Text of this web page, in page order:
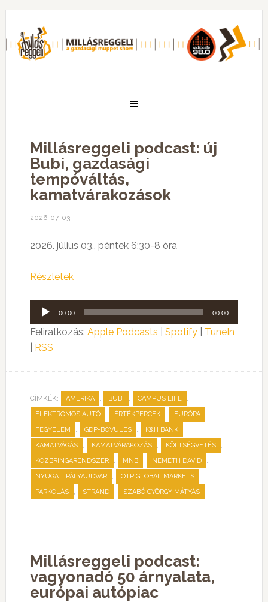
Millásreggeli podcast: új
Bubi, gazdasági
tempóváltás,
kamatvárakozások
2026-07-03
2026. július 03., péntek 6:30-8 óra
Részletek
Audió
lejátszó
00:00 00:00
Feliratkozás: Apple Podcasts Spotify| TuneIn
RSS
CÍMKÉK: AMERIKA , BUBI , CAMPUS LIFE ,
ELEKTROMOS AUTÓ , ÉRTÉKPERCEK , EURÓPA ,
FEGYELEM , GDP-BŐVÜLÉS , K&H BANK ,
KAMATVÁGÁS , KAMATVÁRAKOZÁS , KÖLTSÉGVETÉS ,
KÖZBRINGARENDSZER , MNB , NÉMETH DÁVID ,
NYUGATI PÁLYAUDVAR , OTP GLOBAL MARKETS ,
PARKOLÁS , STRAND , SZABÓ GYÖRGY MÁTYÁS
Millásreggeli podcast:
vagyonadó 50 árnyalata,
európai autópiac